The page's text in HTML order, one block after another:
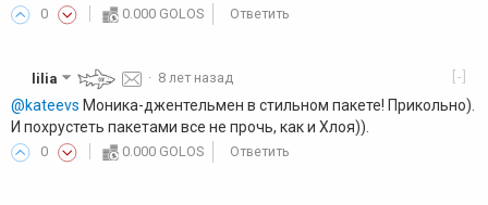
0 0.000 GOLOS Ответить
[-]
lilia · 8 лет назад
@kateevs Моника-джентельмен в стильном пакете! Прикольно).
И похрустеть пакетами все не прочь, как и Хлоя)).
0 0.000 GOLOS Ответить